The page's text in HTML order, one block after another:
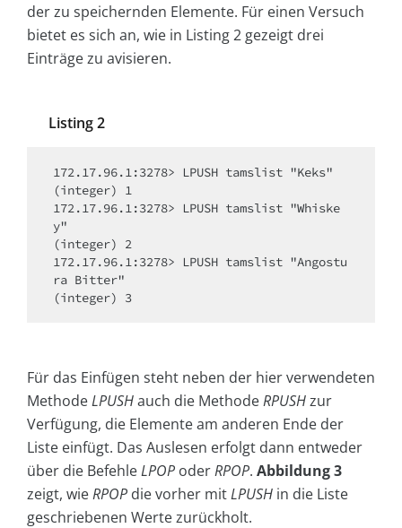
der zu speichernden Elemente. Für einen Versuch
bietet es sich an, wie in Listing 2 gezeigt drei
Einträge zu avisieren.
Listing 2
172.17.96.1:3278> LPUSH tamslist "Keks"
(integer) 1
172.17.96.1:3278> LPUSH tamslist "Whiske
y"
(integer) 2
172.17.96.1:3278> LPUSH tamslist "Angostu
ra Bitter"
Für das Einfügen steht neben der hier verwendeten
MethodeLPUSHauch die MethodeRPUSHzur
Verfügung, die Elemente am anderen Ende der
Liste einfügt. Das Auslesen erfolgt dann entweder
über die BefehleLPOP oderRPOP. Abbildung 3
zeigt, wieRPOP die vorher mitLPUSH in die Liste
geschriebenen Werte zurückholt.